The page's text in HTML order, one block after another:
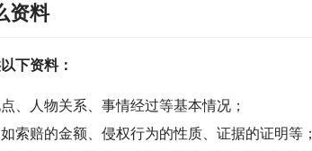
资料
下资料：
、人物关系、事情经过等基本情况；
索赔的金额、侵权行为的性质、证据的证明等；